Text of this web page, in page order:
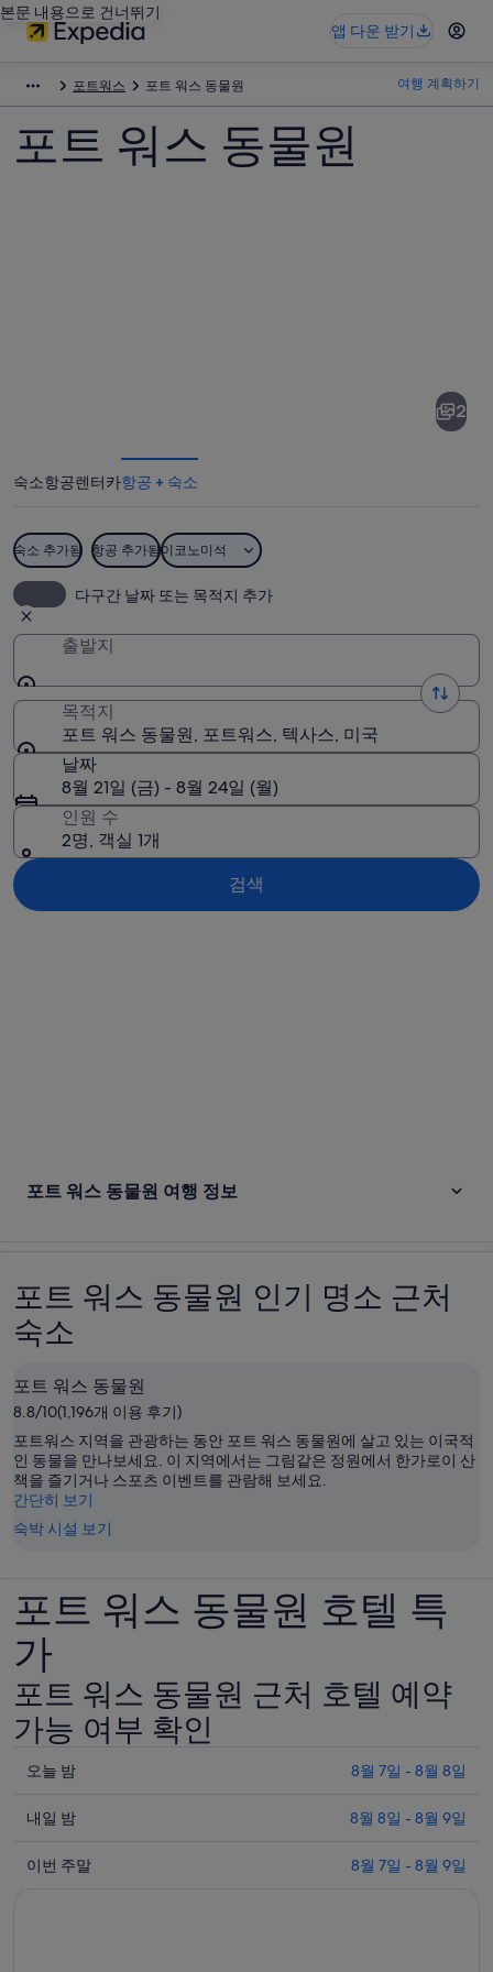
본문 내용으로 건너뛰기
앱 다운 받기
포트워스 포트 워스 동물원 여행 계획하기
포트 워스 동물원
동
원
사
진
2
숙소항공렌터카항공 + 숙소
숙소 추가됨 항공 추가됨이코노미석
다구간 날짜 또는 목적지 추가
출발지
목적지
포트 워스 동물원, 포트워스, 텍사스, 미국
날짜
8월 21일 (금) - 8월 24일 (월)
인원 수
2명, 객실 1개
검색
포트 워스 동물원 여행 정보
포트 워스 동물원 인기 명소 근처
숙소
포트 워스 동물원
8.8/10(1,196개 이용 후기)
포트워스 지역을 관광하는 동안 포트 워스 동물원에 살고 있는 이국적
인 동물을 만나보세요. 이 지역에서는 그림같은 정원에서 한가로이 산
책을 즐기거나 스포츠 이벤트를 관람해 보세요.
간단히 보기
숙박 시설 보기
포트 워스 동물원 호텔 특
가
포트 워스 동물원 근처 호텔 예약
가능 여부 확인
오
밤
월
오늘 밤 8월 7일 - 8월 8일
내
밤
내일 밤 8월 8일 - 8월 9일
이
이번 주말 8월 7일 - 8월 9일